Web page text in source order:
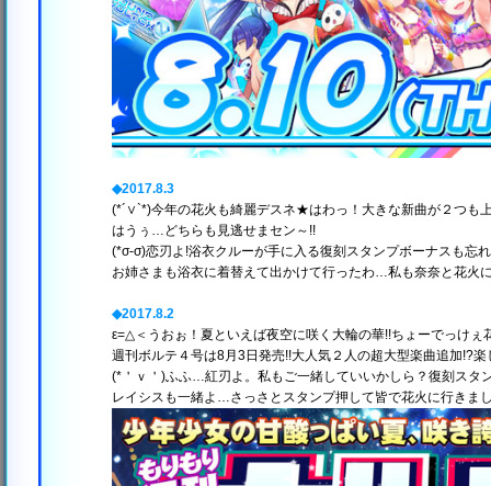
◆2017.8.3
(*´∨`*)今年の花火も綺麗デスネ★はわっ！大きな新曲が２つも
はうぅ…どちらも見逃せまセン～!!
(*σ-σ)恋刃よ!浴衣クルーが手に入る復刻スタンプボーナスも忘
お姉さまも浴衣に着替えて出かけて行ったわ…私も奈奈と花火
◆2017.8.2
ε=△＜うおぉ！夏といえば夜空に咲く大輪の華!!ちょーでっけぇ
週刊ボルテ４号は8月3日発売!!大人気２人の超大型楽曲追加!?
(*＇ｖ＇)ふふ…紅刃よ。私もご一緒していいかしら？復刻スタ
レイシスも一緒よ…さっさとスタンプ押して皆で花火に行きま